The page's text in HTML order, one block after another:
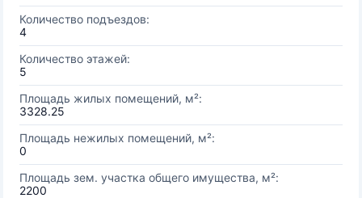
Количество подъездов:
4
Количество этажей:
5
Площадь жилых помещений, м²:
3328.25
Площадь нежилых помещений, м²:
0
Площадь зем. участка общего имущества, м²:
2200